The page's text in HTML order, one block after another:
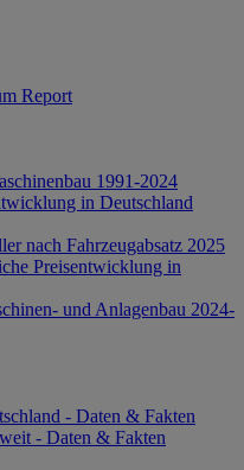
Report
1991-2024
in Deutschland
nach Fahrzeugabsatz 2025
Preisentwicklung in
und Anlagenbau 2024-
- Daten & Fakten
- Daten & Fakten